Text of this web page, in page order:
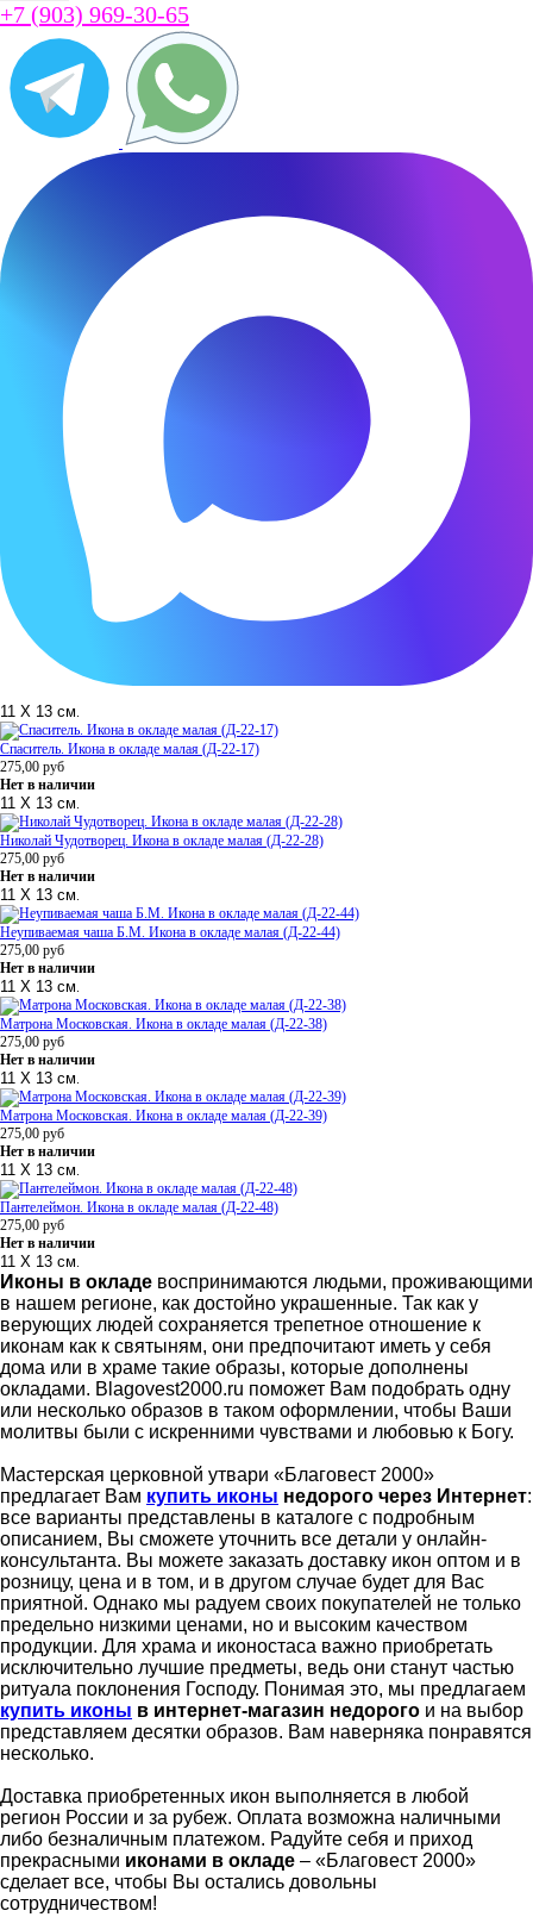
+7 (903) 969-30-65
11 Х 13 см.
Спаситель. Икона в окладе малая (Д-22-17)
275,00 руб
Нет в наличии
11 Х 13 см.
Николай Чудотворец. Икона в окладе малая (Д-22-28)
275,00 руб
Нет в наличии
11 Х 13 см.
Неупиваемая чаша Б.М. Икона в окладе малая (Д-22-44)
275,00 руб
Нет в наличии
11 Х 13 см.
Матрона Московская. Икона в окладе малая (Д-22-38)
275,00 руб
Нет в наличии
11 Х 13 см.
Матрона Московская. Икона в окладе малая (Д-22-39)
275,00 руб
Нет в наличии
11 Х 13 см.
Пантелеймон. Икона в окладе малая (Д-22-48)
275,00 руб
Нет в наличии
11 Х 13 см.
Иконы в окладе воспринимаются людьми, проживающими
в нашем регионе, как достойно украшенные. Так как у
верующих людей сохраняется трепетное отношение к
иконам как к святыням, они предпочитают иметь у себя
дома или в храме такие образы, которые дополнены
окладами. Blagovest2000.ru поможет Вам подобрать одну
или несколько образов в таком оформлении, чтобы Ваши
молитвы были с искренними чувствами и любовью к Богу.
Мастерская церковной утвари «Благовест 2000»
предлагает Вам купить иконы недорого через Интернет:
все варианты представлены в каталоге с подробным
описанием, Вы сможете уточнить все детали у онлайн-
консультанта. Вы можете заказать доставку икон оптом и в
розницу, цена и в том, и в другом случае будет для Вас
приятной. Однако мы радуем своих покупателей не только
предельно низкими ценами, но и высоким качеством
продукции. Для храма и иконостаса важно приобретать
исключительно лучшие предметы, ведь они станут частью
ритуала поклонения Господу. Понимая это, мы предлагаем
купить иконы в интернет-магазин недорого и на выбор
представляем десятки образов. Вам наверняка понравятся
несколько.
Доставка приобретенных икон выполняется в любой
регион России и за рубеж. Оплата возможна наличными
либо безналичным платежом. Радуйте себя и приход
прекрасными иконами в окладе – «Благовест 2000»
сделает все, чтобы Вы остались довольны
сотрудничеством!